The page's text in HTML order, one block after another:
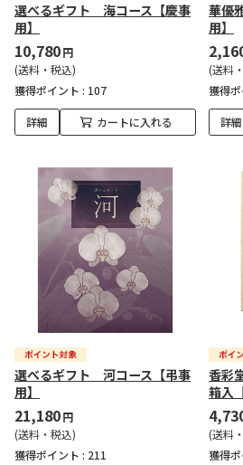
選べるギフト 海コース【慶事
用】
10,780円
(送料・税込)
獲得ポイント : 107
詳細 カートに入れる
華優
用】
(送料
獲得
詳細
選べるギフト 河コース【弔事
用】
21,180円
(送料・税込)
獲得ポイント : 211
香彩
箱入
(送料
獲得